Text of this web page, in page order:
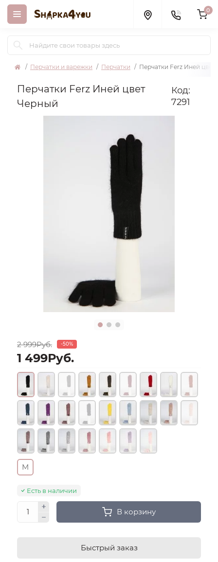
0
Перчатки и варежки Перчатки Перчатки Ferz Иней
Перчатки Ferz Иней цвет
Черный
Код:
7291
2 999Руб. -50%
1 499Руб.
M
Есть в наличии
В корзину
Быстрый заказ